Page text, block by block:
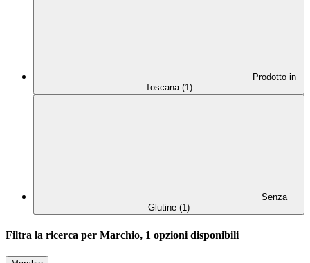
Prodotto in
Toscana (1)
Senza
Glutine (1)
Filtra la ricerca per Marchio, 1 opzioni disponibili